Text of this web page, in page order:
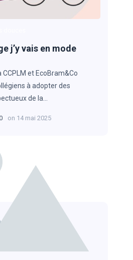
j’y vais en mode
CCPLM et EcoBram&Co
à adopter des
de la…
on 14 mai 2025